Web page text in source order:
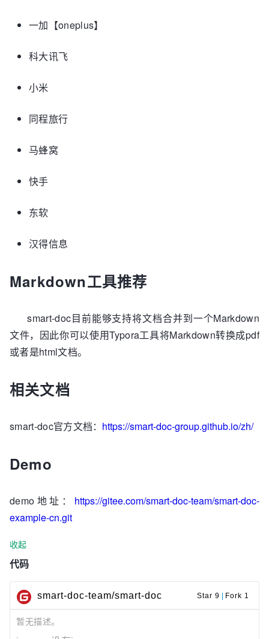
一加【oneplus】
科大讯飞
小米
同程旅行
马蜂窝
快手
东软
汉得信息
Markdown工具推荐
smart-doc目前能够支持将文档合并到一个Markdown
文件，因此你可以使用Typora工具将Markdown转换成pdf
或者是html文档。
相关文档
smart-doc官方文档： https://smart-doc-group.github.io/zh/
Demo
demo地址： https://gitee.com/smart-doc-team/smart-doc-
example-cn.git
收起
代码
smart-doc-team/smart-doc Star 9 Fork 1
暂无描述。